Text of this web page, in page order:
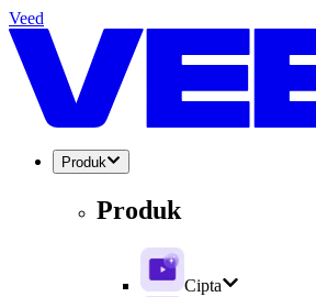
Veed
Produk
Produk
Cipta